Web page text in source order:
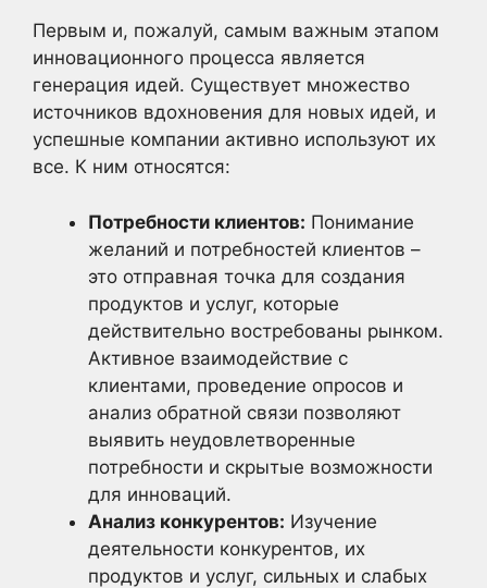
Первым и, пожалуй, самым важным этапом
инновационного процесса является
генерация идей. Существует множество
источников вдохновения для новых идей, и
успешные компании активно используют их
все. К ним относятся:
Потребности клиентов: Понимание
желаний и потребностей клиентов –
это отправная точка для создания
продуктов и услуг, которые
действительно востребованы рынком.
Активное взаимодействие с
клиентами, проведение опросов и
анализ обратной связи позволяют
выявить неудовлетворенные
потребности и скрытые возможности
для инноваций.
Анализ конкурентов: Изучение
деятельности конкурентов, их
продуктов и услуг, сильных и слабых